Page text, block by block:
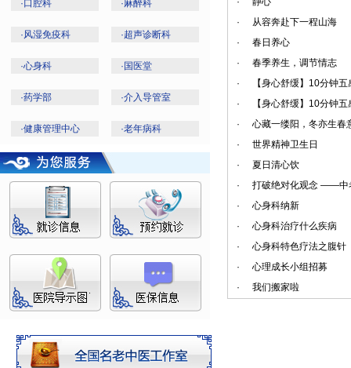
·口腔科 ·麻醉科
·风湿免疫科 ·超声诊断科
·心身科 · 国医堂
·药学部 ·介入导管室
·健康管理中心 ·老年病科
·
从容奔赴下一程山海
·
春日养心
·
春季养生，调节情志
·
【身心舒缓】10分钟
·
【身心舒缓】10分钟
·
心藏一缕阳，冬亦生春
·
世界精神卫生日
·
夏日清心饮
·
打破绝对化观念 ——中
·
心身科纳新
·
心身科治疗什么疾病
·
心身科特色疗法之腹针
·
心理成长小组招募
·
我们搬家啦